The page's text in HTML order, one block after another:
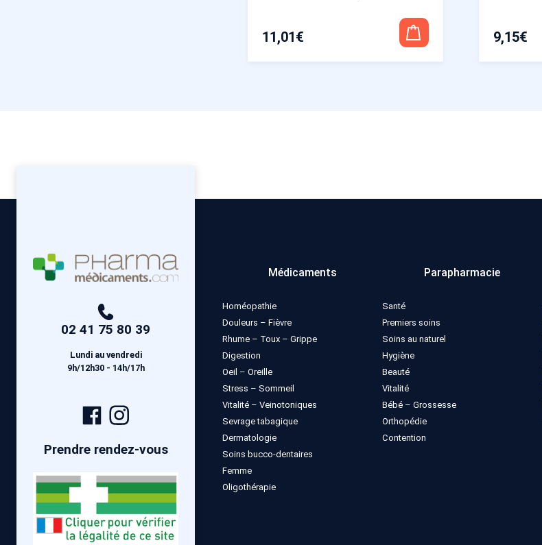
11,01€ 9,15€
02 41 75 80 39
Lundi au vendredi
9h/12h30 - 14h/17h
Page
Facebook
Prendre rendez-vous
Médicaments
Homéopathie
Douleurs – Fièvre
Rhume – Toux – Grippe
Digestion
Oeil – Oreille
Stress – Sommeil
Vitalité – Veinotoniques
Sevrage tabagique
Dermatologie
Soins bucco-dentaires
Femme
Oligothérapie
Parapharmacie
Santé
Premiers soins
Soins au naturel
Hygiène
Beauté
Vitalité
Bébé – Grossesse
Orthopédie
Contention